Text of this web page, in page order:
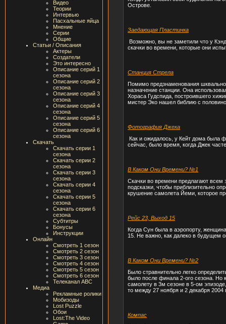
Видео
Теории
Интервью
Пасхальные яйца
Мнение
Серии
Общие
Статьи / Описания
Актеры
Создатели
Это интересно
Описание серий 1
сезона
Описание серий 2
сезона
Описание серий 3
сезона
Описание серий 4
сезона
Описание серий 5
сезона
Описание серий 6
сезона
Скачать
Скачать серии 1
сезона
Скачать серии 2
сезона
Скачать серии 3
сезона
Скачать серии 4
сезона
Скачать серии 5
сезона
Скачать серии 6
сезона
Субтитры
Бонусы
Инструкции
Онлайн
Смотреть 1 сезон
Смотреть 2 сезон
Смотреть 3 сезон
Смотреть 4 сезон
Смотреть 5 сезон
Смотреть 6 сезон
Телеканал ABC
Медиа
Рекламные ролики
Мобизоды
Lost Puzzle
Обои
Lost:The Video
Острове.
Заедающая Пластинка
Возможно, вы не заметили что у
скачки во времени, которые они
Станция Стрела
Помимо предзнаменования
назначение станции. Она
Хораса Гудспида, построившего
мистер Эко нашел библию с
Фотография Джека
Как и ожидалось, у Кейт дома была
сейчас, было время, когда Джек
В Каком Они Времени? №1
Скачки во времени предлагают
подсказки, чтобы приблизительно
крушение самолета Йеми, которое
Рейс 23, Выход 15
Когда Сун была в аэропорту,
15. Не важно, как далеко в будущем
В Каком Они Времени? №2
Было стравнительно легко
было после финала 2-ого сезона. Но
самолету в 3м сезоне в 5-ом
то между 27 ноября и 2 декабря
Компас